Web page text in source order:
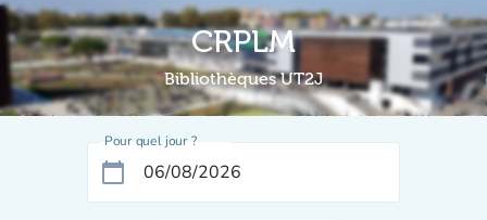
CRPLM
Bibliothèques UT2J
Pour quel jour ?
calendar_today